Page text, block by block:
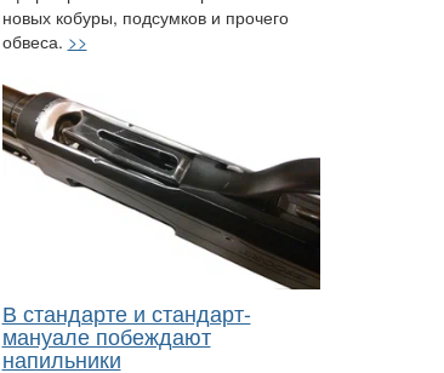
новых кобуры, подсумков и прочего
обвеса. >>
В стандарте и стандарт-
мануале побеждают
напильники